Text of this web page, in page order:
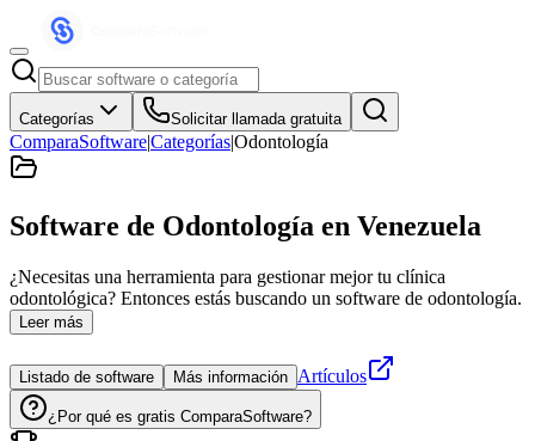
Categorías Solicitar llamada gratuita
ComparaSoftware|Categorías|Odontología
Software de Odontología en Venezuela
¿Necesitas una herramienta para gestionar mejor tu clínica
odontológica? Entonces estás buscando un software de odontología.
Leer más
Listado de software Más información Artículos
¿Por qué es gratis ComparaSoftware?